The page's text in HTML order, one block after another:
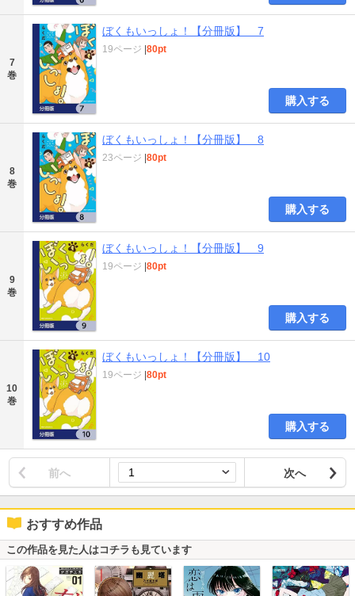
7
巻
ぼくもいっしょ！【分冊版】 7
19ページ |80pt
購入する
8
巻
ぼくもいっしょ！【分冊版】 8
23ページ |80pt
購入する
9
巻
ぼくもいっしょ！【分冊版】 9
19ページ |80pt
購入する
10
巻
ぼくもいっしょ！【分冊版】 10
19ページ |80pt
購入する
前へ 次へ
おすすめ作品
この作品を見た人はコチラも見ています